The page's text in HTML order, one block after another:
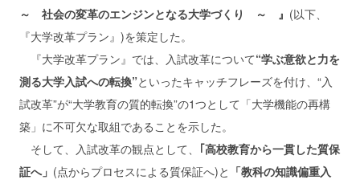
～ 社会の変革のエンジンとなる大学づくり ～ 』 (以下、
『大学改革プラン』)を策定した。
『大学改革プラン』では、入試改革について“学ぶ意欲と力を
測る大学入試への転換”といったキャッチフレーズを付け、“入
試改革”が“大学教育の質的転換”の1つとして「大学機能の再構
築」に不可欠な取組であることを示した。
そして、入試改革の観点として、 ｢高校教育から一貫した質保
証へ」 (点からプロセスによる質保証へ)と 「教科の知識偏重入